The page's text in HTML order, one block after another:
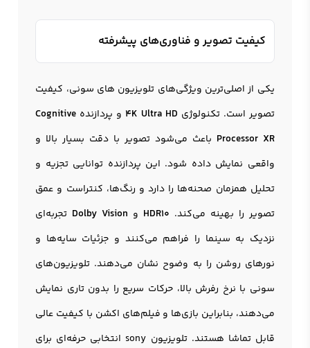
کیفیت تصویر و فناوری‌های پیشرفته
یکی از اصلی‌ترین ویژگی‌های تلویزیون های سونی، کیفیت
تصویر است. تکنولوژی 4K Ultra HD و پردازنده Cognitive
Processor XR باعث می‌شود تصویر با دقت بسیار بالا و
واقعی نمایش داده شود. این پردازنده توانایی تجزیه و
تحلیل همزمان صحنه‌ها را دارد و رنگ‌ها، کنتراست و عمق
تصویر را بهینه می‌کند. HDR10 و Dolby Vision تجربه‌ای
نزدیک به سینما را فراهم می‌کنند و جزئیات سایه‌ها و
نورهای روشن را به وضوح نشان می‌دهند. تلویزیون‌های
سونی با نرخ رفرش بالا، حرکات سریع را بدون تاری نمایش
می‌دهند، بنابراین بازی‌ها و فیلم‌های اکشن با کیفیت عالی
قابل تماشا هستند. تلویزیون sony انتخابی حرفه‌ای برای